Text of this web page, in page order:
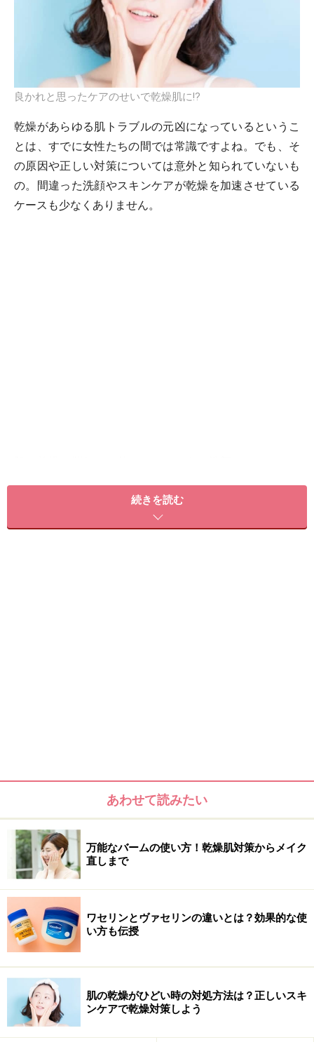
良かれと思ったケアのせいで乾燥肌に!?
乾燥があらゆる肌トラブルの元凶になっているというこ
とは、すでに女性たちの間では常識ですよね。でも、そ
の原因や正しい対策については意外と知られていないも
の。間違った洗顔やスキンケアが乾燥を加速させている
ケースも少なくありません。
乾燥肌対策には、正しい洗顔とスキンケア
今年は乾燥知らずで過ごしたい！
続きを読む
あわせて読みたい
万能なバームの使い方！乾燥肌対策からメイク
直しまで
ワセリンとヴァセリンの違いとは？効果的な使
い方も伝授
肌の乾燥がひどい時の対処方法は？正しいスキ
ンケアで乾燥対策しよう